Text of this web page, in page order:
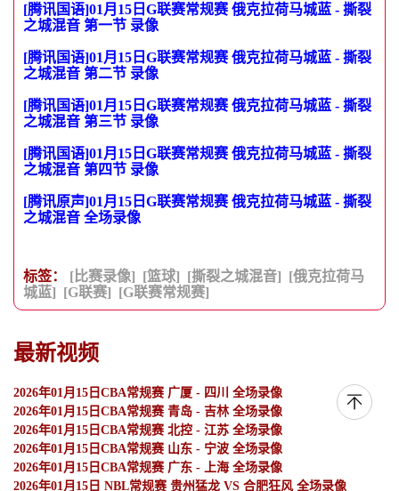
[腾讯国语]01月15日G联赛常规赛 俄克拉荷马城蓝 - 撕裂
之城混音 第一节 录像
[腾讯国语]01月15日G联赛常规赛 俄克拉荷马城蓝 - 撕裂
之城混音 第二节 录像
[腾讯国语]01月15日G联赛常规赛 俄克拉荷马城蓝 - 撕裂
之城混音 第三节 录像
[腾讯国语]01月15日G联赛常规赛 俄克拉荷马城蓝 - 撕裂
之城混音 第四节 录像
[腾讯原声]01月15日G联赛常规赛 俄克拉荷马城蓝 - 撕裂
之城混音 全场录像
标签： [比赛录像] [篮球] [撕裂之城混音] [俄克拉荷马
城蓝] [G联赛] [G联赛常规赛]
最新视频
2026年01月15日CBA常规赛 广厦 - 四川 全场录像
2026年01月15日CBA常规赛 青岛 - 吉林 全场录像
2026年01月15日CBA常规赛 北控 - 江苏 全场录像
2026年01月15日CBA常规赛 山东 - 宁波 全场录像
2026年01月15日CBA常规赛 广东 - 上海 全场录像
2026年01月15日 NBL常规赛 贵州猛龙 VS 合肥狂风 全场录像